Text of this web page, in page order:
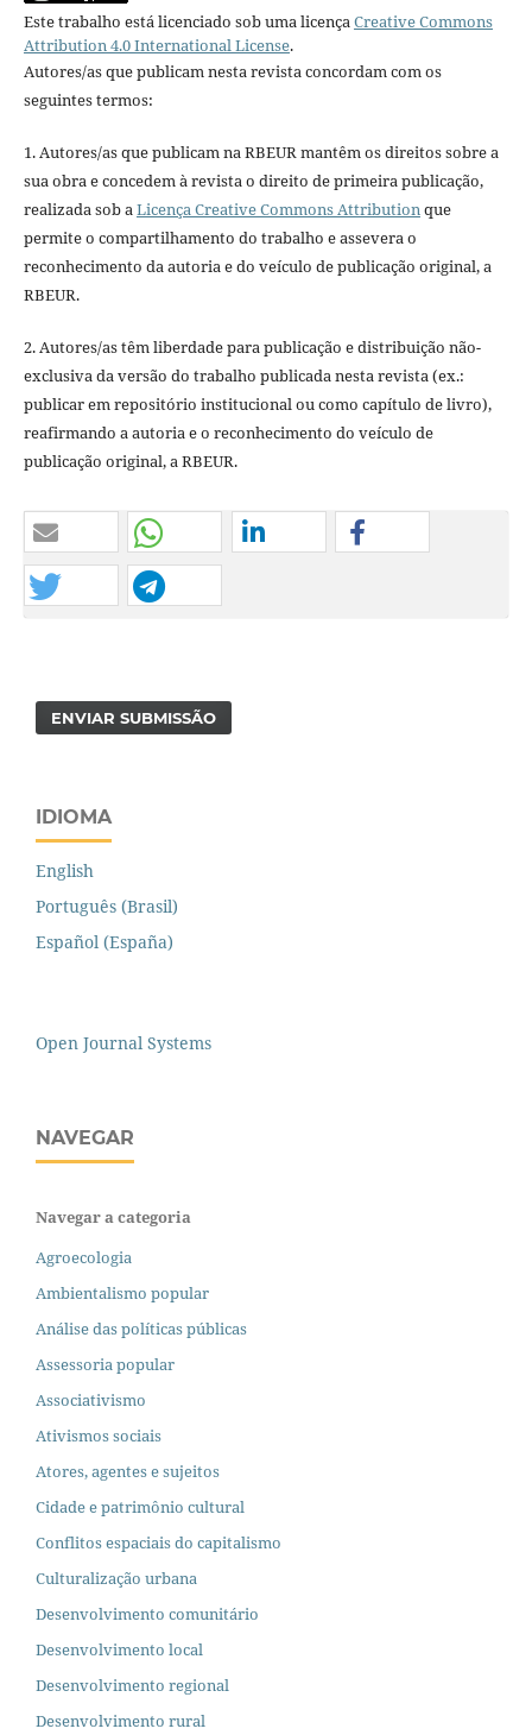
Este trabalho está licenciado sob uma licença Creative Commons
Attribution 4.0 International License.
Autores/as que publicam nesta revista concordam com os
seguintes termos:
1. Autores/as que publicam na RBEUR mantêm os direitos sobre a
sua obra e concedem à revista o direito de primeira publicação,
realizada sob a Licença Creative Commons Attribution que
permite o compartilhamento do trabalho e assevera o
reconhecimento da autoria e do veículo de publicação original, a
RBEUR.
2. Autores/as têm liberdade para publicação e distribuição não-
exclusiva da versão do trabalho publicada nesta revista (ex.:
publicar em repositório institucional ou como capítulo de livro),
reafirmando a autoria e o reconhecimento do veículo de
publicação original, a RBEUR.
ENVIAR SUBMISSÃO
IDIOMA
English
Português (Brasil)
Español (España)
Open Journal Systems
NAVEGAR
Navegar a categoria
Agroecologia
Ambientalismo popular
Análise das políticas públicas
Assessoria popular
Associativismo
Ativismos sociais
Atores, agentes e sujeitos
Cidade e patrimônio cultural
Conflitos espaciais do capitalismo
Culturalização urbana
Desenvolvimento comunitário
Desenvolvimento local
Desenvolvimento regional
Desenvolvimento rural